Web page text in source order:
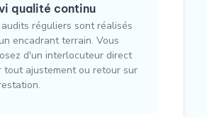
qualité continu
audits réguliers sont réalisés
encadrant terrain. Vous
d'un interlocuteur direct
tout ajustement ou retour sur